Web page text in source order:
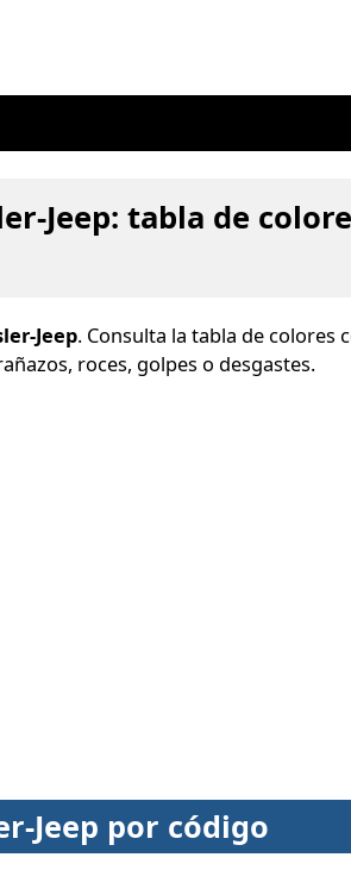
Jeep: tabla de
Jeep. Consulta la tabla de colores
roces, golpes o desgastes.
Jeep por código